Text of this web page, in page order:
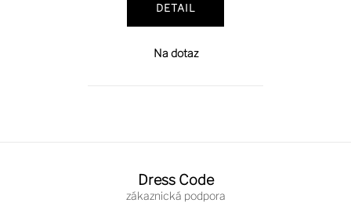
DETAIL
Na dotaz
Dress Code